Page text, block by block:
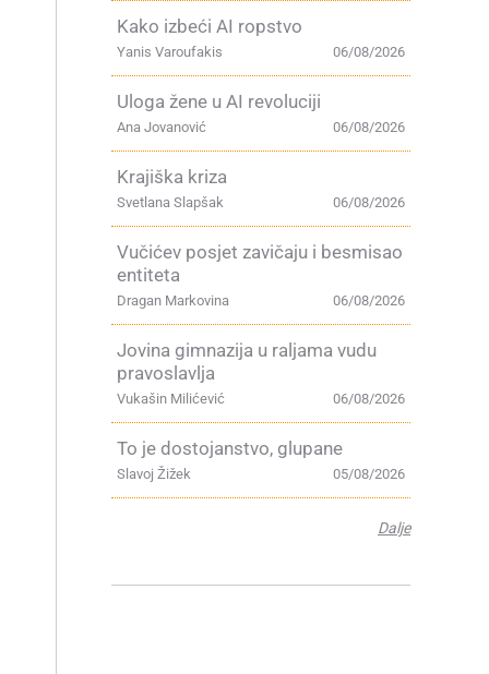
Kako izbeći AI ropstvo
06/08/2026
Yanis Varoufakis
Uloga žene u AI revoluciji
06/08/2026
Ana Jovanović
Krajiška kriza
06/08/2026
Svetlana Slapšak
Vučićev posjet zavičaju i besmisao
entiteta
06/08/2026
Dragan Markovina
Jovina gimnazija u raljama vudu
pravoslavlja
06/08/2026
Vukašin Milićević
To je dostojanstvo, glupane
05/08/2026
Slavoj Žižek
Dalje